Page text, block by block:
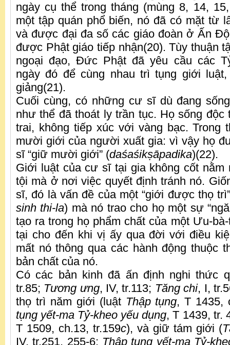
ngày cụ thể trong tháng (mùng 8, 14,
một tập quán phổ biến, nó đã có mặt từ
và được đại đa số các giáo đoàn ở Ấn
được Phật giáo tiếp nhận(20). Tùy thuận
ngoại đạo, Đức Phật đã yêu cầu các
ngày đó để cùng nhau trì tụng giới
giảng(21).
Cuối cùng, có những cư sĩ dù đang
như thể đã thoát ly trần tục. Họ sống
trai, không tiếp xúc với vàng bạc. Trong
mười giới của người xuất gia: vì vậy họ
sĩ “giữ mười giới” (daśaśikṣāpadika)(22).
Giới luật của cư sĩ tại gia không cốt nằm
tội mà ở nơi việc quyết định tránh nó.
sĩ, đó là vấn đề của một “giới được thọ
sinh thi-la) mà nó trao cho họ một sự
tạo ra trong họ phẩm chất của một Ưu-
tại cho đến khi vị ấy qua đời với điều
mất nó thông qua các hành động thuộc
bản chất của nó.
Có các bản kinh đã ấn định nghi thức
tr.85; Tương ưng, IV, tr.113; Tăng chi, I,
thọ trì năm giới (luật Thập tụng, T 1435,
tụng yết-ma Tỷ-kheo yếu dụng, T 1439, tr.
T 1509, ch.13, tr.159c), và giữ tám giới (
IV, tr.251, 255-6; Thập tụng yết-ma Tỷ-